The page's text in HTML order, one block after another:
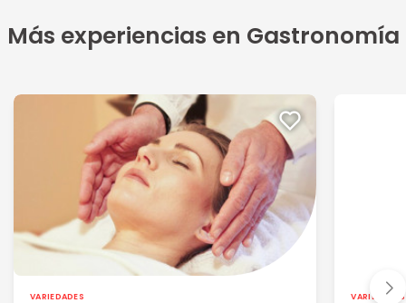
Más experiencias en Gastronomía
VARIEDADES VARIEDADES